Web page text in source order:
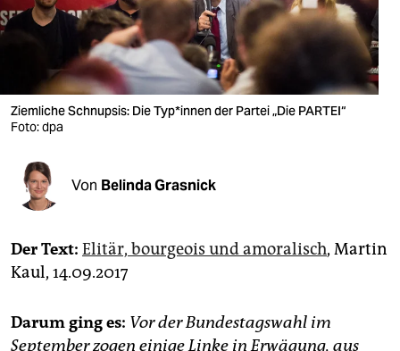
nord
wahrheit
verlag
verlag
veranstaltungen
shop
unterstützen
genossenschaft
Ziemliche Schnupsis: Die Typ*innen der Partei „Die PARTEI“
Foto: dpa
Von Belinda Grasnick
Der Text: Elitär, bourgeois und amoralisch, Martin
Kaul, 14.09.2017
Darum ging es: Vor der Bundestagswahl im
September zogen einige Linke in Erwägung, aus